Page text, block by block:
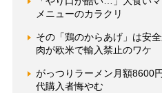
メニューのカラクリ
その「鶏のからあげ」は安
肉が欧米で輸入禁止のワケ
がっつりラーメン月額8600
代購入者悔やむ